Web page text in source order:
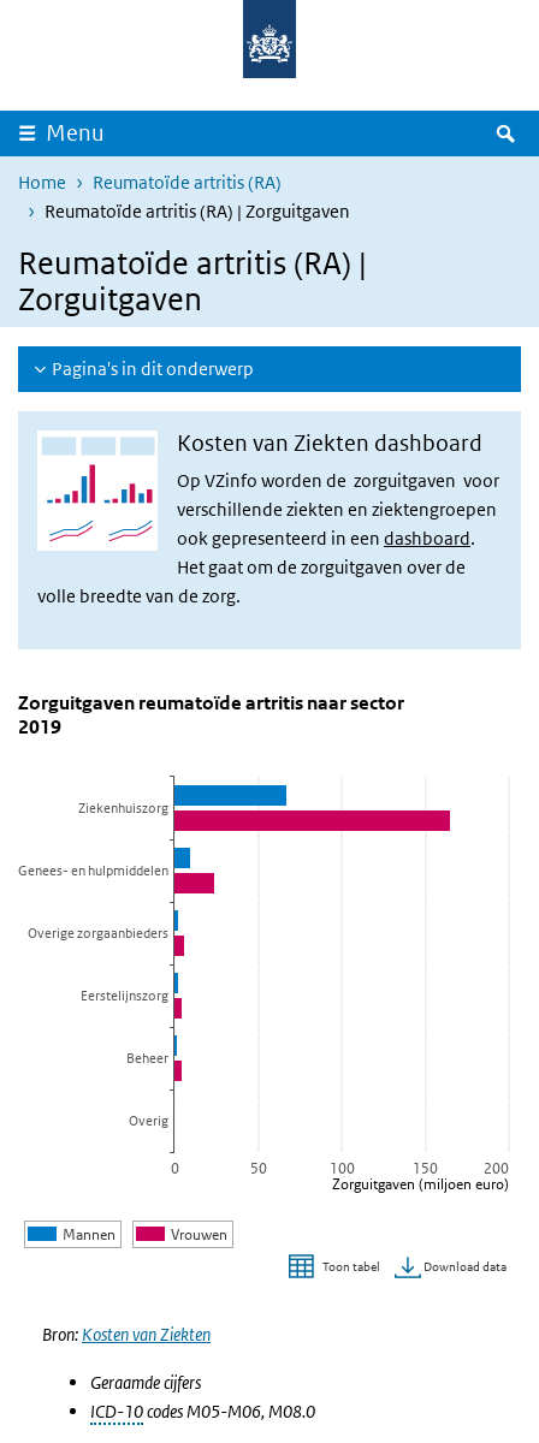
Overslaan en naar de inhoud gaan
Menu
Home
Reumatoïde artritis (RA)
Reumatoïde artritis (RA) | Zorguitgaven
Reumatoïde artritis (RA) |
Zorguitgaven
Pagina's in dit onderwerp
Kosten van Ziekten dashboard
Op VZinfo worden de zorguitgaven voor
verschillende ziekten en ziektengroepen
ook gepresenteerd in een dashboard.
Het gaat om de zorguitgaven over de
volle breedte van de zorg.
Zorguitgaven reumatoïde artritis naar
Sla de grafiek 'Zorguitgaven reumatoïde artritis naar sector 2019'
Zorguitgaven reumatoïde artritis naar sector 2019
Staaf grafiek met 2 reeksen.
De grafiek heeft 1 X-as die categories weergeeft.
De grafiek heeft 1 Y-as die Zorguitgaven (miljoen euro) weergeeft.
Zorguitgaven (miljoen euro)
Zorguitgaven reumatoïde artritis naar sector
2019
Mannen Vrouwen
0 50 100 150 200
Ziekenhuiszorg
Genees- en hulpmiddelen
Overige zorgaanbieders
Eerstelijnszorg
Beheer
Overig
Toon tabel Download data
Bron: Kosten van Ziekten
Geraamde cijfers
ICD-10codes M05-M06, M08.0